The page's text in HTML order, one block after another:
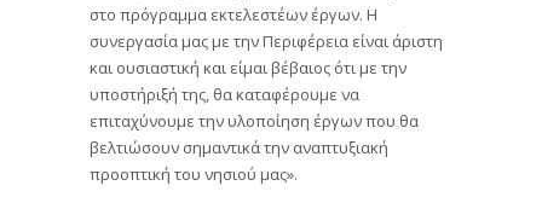
στο πρόγραμμα εκτελεστέων έργων. Η
συνεργασία μας με την Περιφέρεια είναι άριστη
και ουσιαστική και είμαι βέβαιος ότι με την
υποστήριξή της, θα καταφέρουμε να
επιταχύνουμε την υλοποίηση έργων που θα
βελτιώσουν σημαντικά την αναπτυξιακή
προοπτική του νησιού μας».